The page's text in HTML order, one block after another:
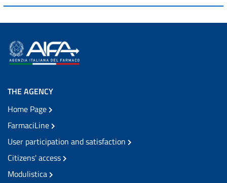
THE AGENCY
Home Page
FarmaciLine
User participation and satisfaction
Citizens' access
Modulistica